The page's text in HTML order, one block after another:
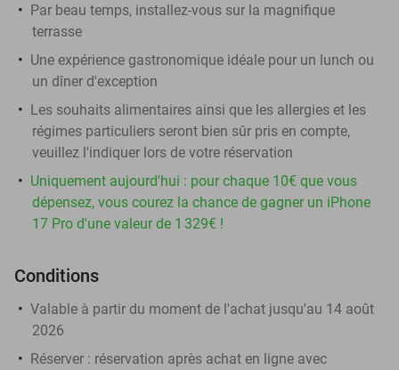
Par beau temps, installez-vous sur la magnifique
terrasse
Une expérience gastronomique idéale pour un lunch ou
un dîner d'exception
Les souhaits alimentaires ainsi que les allergies et les
régimes particuliers seront bien sûr pris en compte,
veuillez l'indiquer lors de votre réservation
Uniquement aujourd'hui : pour chaque 10€ que vous
dépensez, vous courez la chance de gagner un iPhone
17 Pro d'une valeur de 1 329€ !
Conditions
Valable à partir du moment de l'achat jusqu'au 14 août
2026
Réserver : réservation après achat en ligne avec